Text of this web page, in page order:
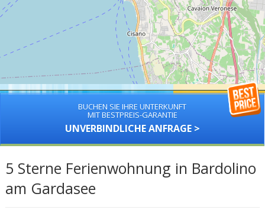
BUCHEN SIE IHRE UNTERKUNFT
MIT BESTPREIS-GARANTIE
UNVERBINDLICHE ANFRAGE >
5 Sterne Ferienwohnung in Bardolino
am Gardasee